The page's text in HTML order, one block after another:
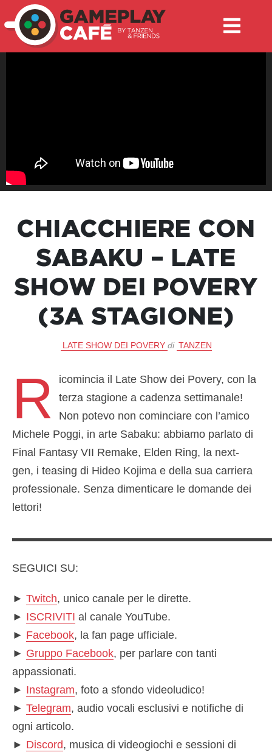
CHIACCHIERE CON
SABAKU – LATE
SHOW DEI POVERY
(3A STAGIONE)
LATE SHOW DEI POVERY di TANZEN
R
icomincia il Late Show dei Povery, con la
terza stagione a cadenza settimanale!
Non potevo non cominciare con l’amico
Michele Poggi, in arte Sabaku: abbiamo parlato di
Final Fantasy VII Remake, Elden Ring, la next-
gen, i teasing di Hideo Kojima e della sua carriera
professionale. Senza dimenticare le domande dei
lettori!
SEGUICI SU:
► Twitch, unico canale per le dirette.
► ISCRIVITI al canale YouTube.
► Facebook, la fan page ufficiale.
► Gruppo Facebook, per parlare con tanti
appassionati.
► Instagram, foto a sfondo videoludico!
► Telegram, audio vocali esclusivi e notifiche di
ogni articolo.
► Discord, musica di videogiochi e sessioni di